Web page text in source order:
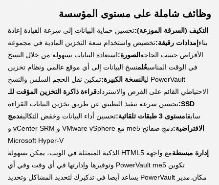
وظائف شاملة على مستوى المؤسسة
التكيف (السرقة الموزعة):تحسين حماية البيانات إلى سرعة القيادة إعادة
بناء إمدادات رقيقة:تخصيص واستخدام سعة التخزين المادية في مجموعة
الأقراص حسب الحاجة الصورة:استعادة البيانات بسهولة من خلال النسخ
في الوقت المناسبعُلمنسخ البيانات إلى أي موقع عالمي ونظام تخزين
PowerVault لي
النسخة الكبيرة:تمكين نقل الحجم السلس والنسخ
الاحتياطي القائم على القرص والاستردادقراءة ذاكرة التخزين المؤقت للـ
SSD: تحسين سرعة تنفيذ التطبيق عن طريق تخزين البيانات القراءة
سابقامستوى 3 طبقات تلقائية: تحسين أداء البيانات وخفض التكاليفدمج
الافتراضية:
دمج صفائح me5 مع VMware vSphere و vCenter SRM و
Microsoft Hyper-V
إدارة مبسطة
مع واجهة HTML5 الذكية المتمثلة في الويب، يمكن بسهولة
تكوين PowerVault me5 وتوفيرها وإدارتها في أي وقت وفي أي
مكان.مدير PowerVault يساعد أيضا في تذكيرك لتحديد المشاكل وتحديد